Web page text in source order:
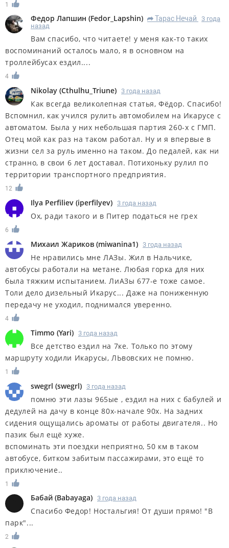
1
Федор Лапшин (Fedor_Lapshin) R Тарас Нечай
3 года
назад
Вам спасибо, что читаете! у меня как-то таких
воспоминаний осталось мало, я в основном на
троллейбусах ездил....
4
Nikolay (Cthulhu_Triune) 3 года назад
Как всегда великолепная статья, Фёдор. Спасибо!
Вспомнил, как учился рулить автомобилем на Икарусе с
автоматом. Была у них небольшая партия 260-х с ГМП.
Отец мой как раз на таком работал. Ну и я впервые в
жизни сел за руль именно на таком. До педалей, как ни
странно, в свои 6 лет доставал. Потихоньку рулил по
территории транспортного предприятия.
12
Ilya Perfiliev (iperfilyev) 3 года назад
Ох, ради такого и в Питер податься не грех
6
Михаил Жариков (miwanina1) 3 года назад
Не нравились мне ЛАЗы. Жил в Нальчике,
автобусы работали на метане. Любая горка для них
была тяжким испытанием. ЛиАЗы 677-е тоже самое.
Толи дело дизельный Икарус... Даже на пониженную
передачу не уходил, поднимался уверенно.
4
Timmo (Yari) 3 года назад
Все детство ездил на 7ке. Только по этому
маршруту ходили Икарусы, ЛЬвовских не помню.
1
swegrl (swegrl) 3 года назад
помню эти лазы 965ые , ездил на них с бабулей и
дедулей на дачу в конце 80х-начале 90х. На задних
сидения ощущались ароматы от работы двигателя.. Но
пазик был ещё хуже.
вспоминать эти поездки неприятно, 50 км в таком
автобусе, битком забитым пассажирами, это ещё то
приключение..
1
Бабай (Babayaga) 3 года назад
Спасибо Федор! Ностальгия! От души прямо! "В
парк"...
2